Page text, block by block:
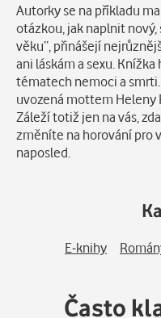
Autorky se na příkladu
otázkou, jak naplnit
věku“, přinášejí
ani láskám a sexu.
tématech nemoci a
uvozená mottem Heleny
Záleží totiž jen na vás,
změníte na horování pro
naposled.
E-knihy
Často